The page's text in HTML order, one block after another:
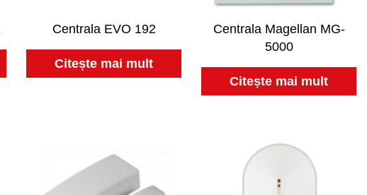
Centrala EVO 192
Citește mai mult
Centrala Magellan MG-
5000
Citește mai mult